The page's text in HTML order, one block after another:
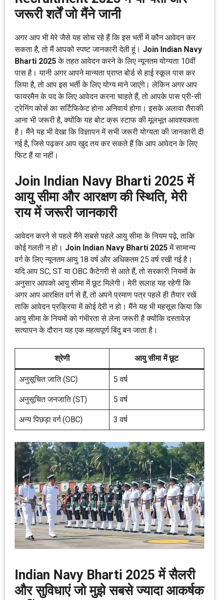
जरूरी शर्तें जो मैंने जानी
अगर आप भी मेरे जैसे यह सोच रहे हैं कि इस भर्ती में कौन आवेदन कर
सकता है, तो मैं आपको स्पष्ट जानकारी देती हूं। Join Indian Navy
Bharti 2025के तहत आवेदन करने के लिए न्यूनतम योग्यता 10वीं
पास है। यानी अगर आपने मान्यता प्राप्त बोर्ड से हाई स्कूल पास कर
लिया है, तो आप इस भर्ती के लिए योग्य माने जाएंगे। लेकिन अगर आप
फायरमैन के पद के लिए आवेदन करना चाहते हैं, तो आपके पास प्री-सी
ट्रेनिंग कोर्स का सर्टिफिकेट होना अनिवार्य होगा। इसके अलावा तैराकी
आना भी जरूरी है, क्योंकि यह बोट क्रू स्टाफ की मूलभूत आवश्यकता
है। मैंने यह भी देखा कि विज्ञापन में सभी जरूरी योग्यता की जानकारी दी
गई है, जिसे पढ़कर आप खुद तय कर सकते हैं कि आप आवेदन के लिए
फिट हैं या नहीं।
Join Indian Navy Bharti 2025 में
आयु सीमा और आरक्षण की स्थिति, मेरी
राय में जरूरी जानकारी
आवेदन करने से पहले मैंने सबसे पहले आयु सीमा के नियम पढ़े, ताकि
कोई गलती न हो। Join Indian Navy Bharti 2025में सामान्य
वर्ग के लिए न्यूनतम आयु 18 वर्ष और अधिकतम 25 वर्ष रखी गई है।
यदि आप SC, ST या OBC कैटेगरी से आते हैं, तो सरकारी नियमों के
अनुसार आपको आयु सीमा में छूट मिलेगी। मेरी सलाह यह रहेगी कि
अगर आप आरक्षित वर्ग से हैं, तो अपने प्रमाण पत्र पहले ही तैयार रखें
ताकि आवेदन प्रक्रिया में कोई देरी न हो। मैंने यह भी महसूस किया कि
आयु सीमा के नियमों को गंभीरता से लेना जरूरी है क्योंकि दस्तावेज़
सत्यापन के दौरान यह एक महत्वपूर्ण बिंदु बन जाता है।
श्रेणी आयु सीमा में छूट
अनुसूचित जाति (SC) 5 वर्ष
अनुसूचित जनजाति (ST) 5 वर्ष
अन्य पिछड़ा वर्ग (OBC) 3 वर्ष
Indian Navy Bharti 2025 में सैलरी
और सुविधाएं जो मुझे सबसे ज्यादा आकर्षक